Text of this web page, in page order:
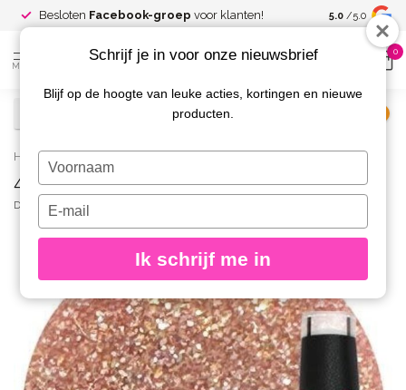
Besloten Facebook-groep voor klanten! Spaar voor
kortingen
5.0 /5.0
MENU
0
Home / 434 Gellak Crystal Cabaret 10 ml.
434 Gellak Crystal Cabaret 10 ml.
DIVA
Schrijf je in voor onze nieuwsbrief
Blijf op de hoogte van leuke acties, kortingen en nieuwe
producten.
Typ
je
naam
Typ
je
e-
in
Ik schrijf me in